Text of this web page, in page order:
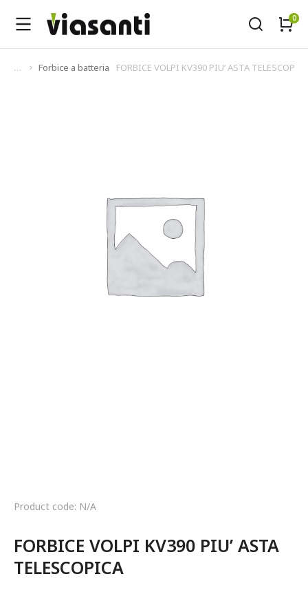
Tu sei qui:
Forbice a batteria FORBICE VOLPI KV390 PIU’ ASTA
Product code: N/A
FORBICE VOLPI KV390 PIU’ ASTA
TELESCOPICA